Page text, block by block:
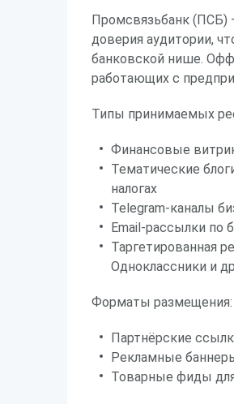
Промсвязьбанк (ПСБ)
доверия аудитории,
банковской нише.
работающих с
Типы принимаемых
Финансовые
Тематические
налогах
Telegram-каналы
Email-рассылки по
Таргетированная
Одноклассники и
Форматы размещения:
Партнёрские
Рекламные
Товарные фиды